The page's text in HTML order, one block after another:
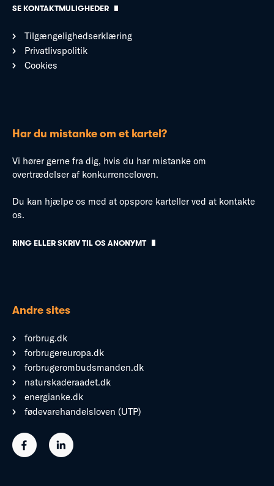
SE KONTAKTMULIGHEDER
Tilgængelighedserklæring
Privatlivspolitik
Cookies
Har du mistanke om et kartel?
Vi hører gerne fra dig, hvis du har mistanke om
overtrædelser af konkurrenceloven.
Du kan hjælpe os med at opspore karteller ved at kontakte
os.
RING ELLER SKRIV TIL OS ANONYMT
Andre sites
forbrug.dk
forbrugereuropa.dk
forbrugerombudsmanden.dk
naturskaderaadet.dk
energianke.dk
fødevarehandelsloven (UTP)